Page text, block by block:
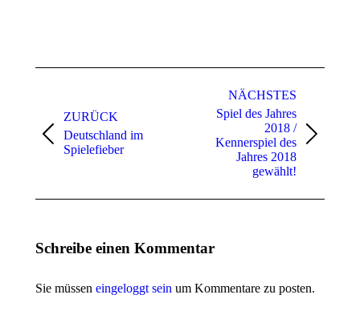
ZURÜCK
Vorheriger
Beitrag:
Deutschland im
Spielefieber
NÄCHSTES
Nächster
Beitrag:
Spiel des Jahres
2018 /
Kennerspiel des
Jahres 2018
gewählt!
Schreibe einen Kommentar
Sie müssen eingeloggt sein um Kommentare zu posten.